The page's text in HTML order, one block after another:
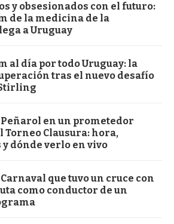
y obsesionados con el futuro:
de la medicina de la
a Uruguay
al día por todo Uruguay: la
tras el nuevo desafío
Peñarol en un prometedor
Torneo Clausura: hora,
dónde verlo en vivo
que tuvo un cruce con
como conductor de un